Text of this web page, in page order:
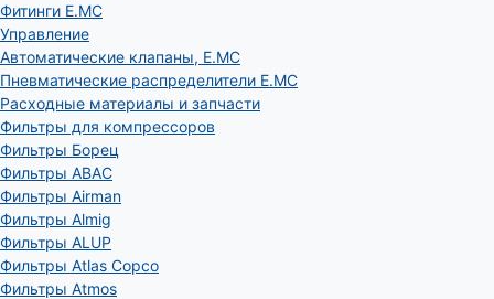
Фитинги E.MC
Управление
Автоматические клапаны, Е.МС
Пневматические распределители E.MC
Расходные материалы и запчасти
Фильтры для компрессоров
Фильтры Борец
Фильтры ABAC
Фильтры Airman
Фильтры Almig
Фильтры ALUP
Фильтры Atlas Copco
Фильтры Atmos